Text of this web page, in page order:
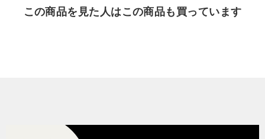
この商品を見た人はこの商品も買っています